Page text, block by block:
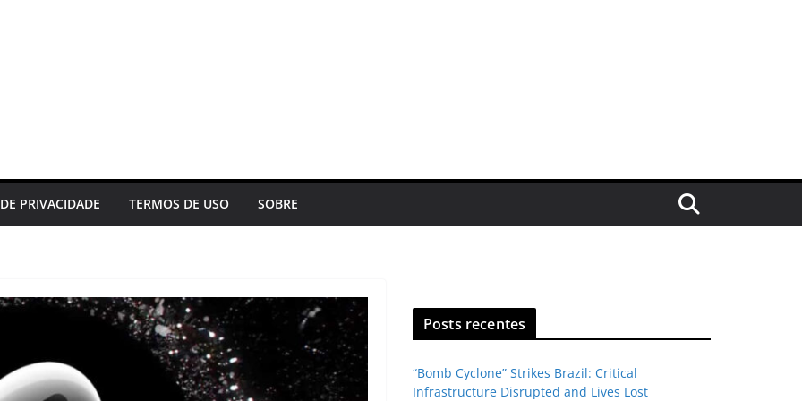
PRIVACIDADE TERMOS DE USO SOBRE
Posts recentes
“Bomb Cyclone” Strikes Brazil: Critical
Infrastructure Disrupted and Lives Lost